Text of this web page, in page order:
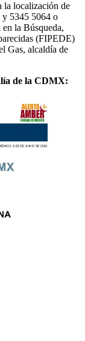
la localización de
y 5345 5064 o
la Búsqueda,
(FIPEDE)
Gas, alcaldía de
de la CDMX: